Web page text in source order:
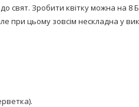
свят. Зробити квітку можна на
при цьому зовсім нескладна у